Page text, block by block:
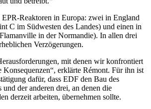
Reaktoren in Europa: zwei in England
C im Südwesten des Landes) und einen in
in der Normandie). In allen drei
Verzögerungen.
mit denen wir konfrontiert
Konsequenzen“, erklärte Rémont. Für ihn ist
dafür, dass EDF den Bau des
und der anderen drei, an denen die
derzeit arbeiten, übernehmen sollte.